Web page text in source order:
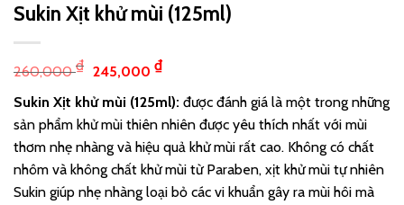
Sukin Xịt khử mùi (125ml)
260,000₫ 245,000 ₫
Sukin Xịt khử mùi (125ml): được đánh giá là một trong những
sản phẩm khử mùi thiên nhiên được yêu thích nhất với mùi
thơm nhẹ nhàng và hiệu quả khử mùi rất cao. Không có chất
nhôm và không chất khử mùi từ Paraben, xịt khử mùi tự nhiên
Sukin giúp nhẹ nhàng loại bỏ các vi khuẩn gây ra mùi hôi mà